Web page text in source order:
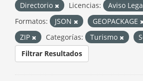
Directorio
Licencias:
Aviso
Formatos:
JSON GEOPACKAGE
ZIP
Categorías: Turismo
Filtrar Resultados